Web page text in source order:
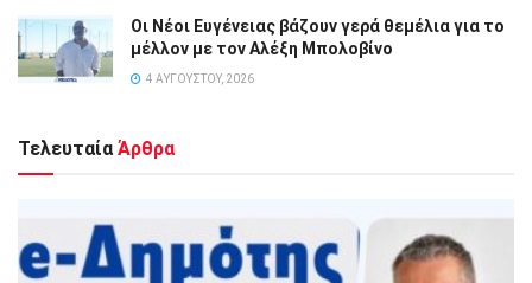
Οι Νέοι Ευγένειας βάζουν γερά θεμέλια για το
μέλλον με τον Αλέξη Μπολοβίνο
4 ΑΥΓΟΎΣΤΟΥ, 2026
Τελευταία Άρθρα